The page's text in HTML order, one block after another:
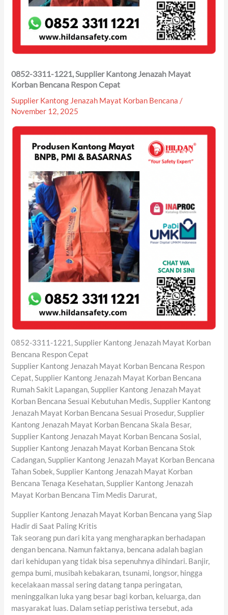
0852-3311-1221, Supplier Kantong Jenazah Mayat
Korban Bencana Respon Cepat
Supplier Kantong Jenazah Mayat Korban Bencana /
November 12, 2025
0852-3311-1221, Supplier Kantong Jenazah Mayat Korban
Bencana Respon Cepat
Supplier Kantong Jenazah Mayat Korban Bencana Respon
Cepat, Supplier Kantong Jenazah Mayat Korban Bencana
Rumah Sakit Lapangan, Supplier Kantong Jenazah Mayat
Korban Bencana Sesuai Kebutuhan Medis, Supplier Kantong
Jenazah Mayat Korban Bencana Sesuai Prosedur, Supplier
Kantong Jenazah Mayat Korban Bencana Skala Besar,
Supplier Kantong Jenazah Mayat Korban Bencana Sosial,
Supplier Kantong Jenazah Mayat Korban Bencana Stok
Cadangan, Supplier Kantong Jenazah Mayat Korban Bencana
Tahan Sobek, Supplier Kantong Jenazah Mayat Korban
Bencana Tenaga Kesehatan, Supplier Kantong Jenazah
Mayat Korban Bencana Tim Medis Darurat,
Supplier Kantong Jenazah Mayat Korban Bencana yang Siap
Hadir di Saat Paling Kritis
Tak seorang pun dari kita yang mengharapkan berhadapan
dengan bencana. Namun faktanya, bencana adalah bagian
dari kehidupan yang tidak bisa sepenuhnya dihindari. Banjir,
gempa bumi, musibah kebakaran, tsunami, longsor, hingga
kecelakaan massal sering datang tanpa peringatan,
meninggalkan luka yang besar bagi korban, keluarga, dan
masyarakat luas. Dalam setiap peristiwa tersebut, ada